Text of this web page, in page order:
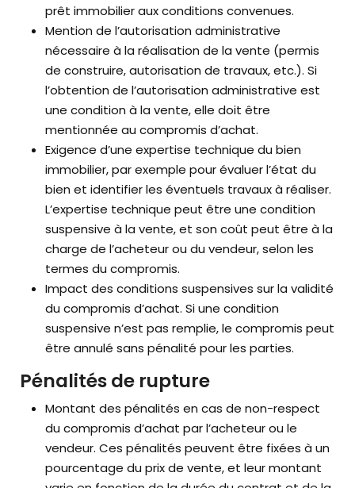
prêt immobilier aux conditions convenues.
Mention de l’autorisation administrative
nécessaire à la réalisation de la vente (permis
de construire, autorisation de travaux, etc.). Si
l’obtention de l’autorisation administrative est
une condition à la vente, elle doit être
mentionnée au compromis d’achat.
Exigence d’une expertise technique du bien
immobilier, par exemple pour évaluer l’état du
bien et identifier les éventuels travaux à réaliser.
L’expertise technique peut être une condition
suspensive à la vente, et son coût peut être à la
charge de l’acheteur ou du vendeur, selon les
termes du compromis.
Impact des conditions suspensives sur la validité
du compromis d’achat. Si une condition
suspensive n’est pas remplie, le compromis peut
être annulé sans pénalité pour les parties.
Pénalités de rupture
Montant des pénalités en cas de non-respect
du compromis d’achat par l’acheteur ou le
vendeur. Ces pénalités peuvent être fixées à un
pourcentage du prix de vente, et leur montant